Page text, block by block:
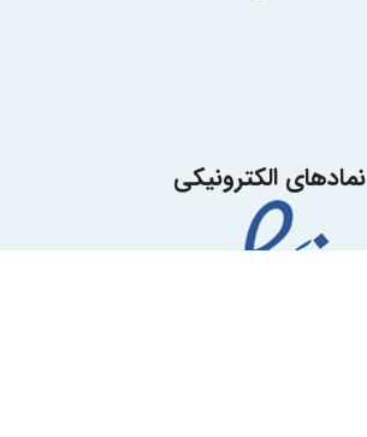
نمادهای الکترونیکی